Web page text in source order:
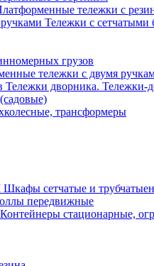
тележки с
Тележки с
грузов
тележки с двумя
Тележки дворника. Тележки-
трансформеры
Шкафы сетчатые и
передвижные
Контейнеры стационарные,